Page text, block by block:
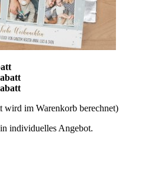
im Warenkorb berechnet)
individuelles Angebot.